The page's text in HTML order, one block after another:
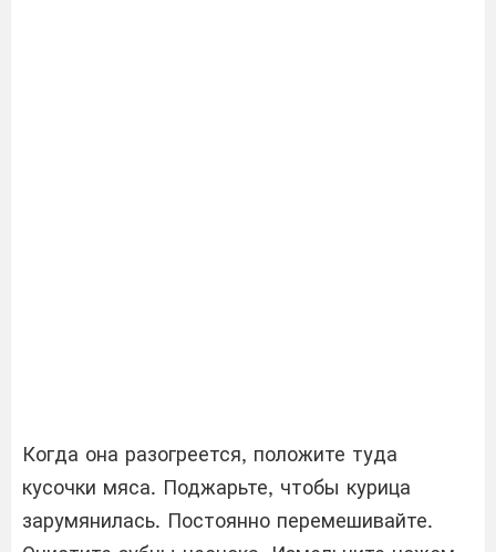
Когда она разогреется, положите туда
кусочки мяса. Поджарьте, чтобы курица
зарумянилась. Постоянно перемешивайте.